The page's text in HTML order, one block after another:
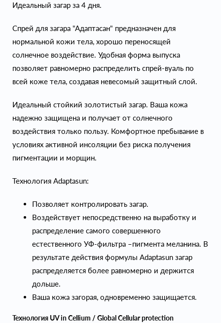
Идеальный загар за 4 дня.
Спрей для загара "Адаптасан" предназначен для
нормальной кожи тела, хорошо переносящей
солнечное воздействие. Удобная форма выпуска
позволяет равномерно распределить спрей-вуаль по
всей коже тела, создавая невесомый защитный слой.
Идеальный стойкий золотистый загар. Ваша кожа
надежно защищена и получает от солнечного
воздействия только пользу. Комфортное пребывание в
условиях активной инсоляции без риска получения
пигментации и морщин.
Технология Adaptasun:
Позволяет контролировать загар.
Воздействует непосредственно на выработку и
распределение самого совершенного
естественного УФ-фильтра –пигмента меланина. В
результате действия формулы Adaptasun загар
распределяется более равномерно и держится
дольше.
Ваша кожа загорая, одновременно защищается.
Технология UV in Cellium / Global Cellular protection